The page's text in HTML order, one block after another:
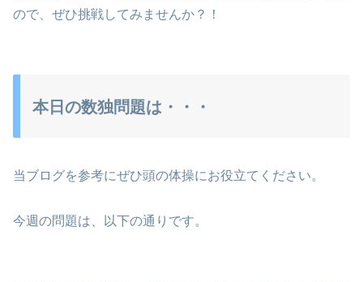
ので、ぜひ挑戦してみませんか？！
本日の数独問題は・・・
当ブログを参考にぜひ頭の体操にお役立てください。
今週の問題は、以下の通りです。